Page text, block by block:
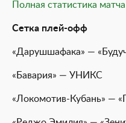
Полная статистика матча
Сетка плей-офф
«Дарушшафака» —
«Бавария» — УНИКС
«Локомотив-Кубань» —